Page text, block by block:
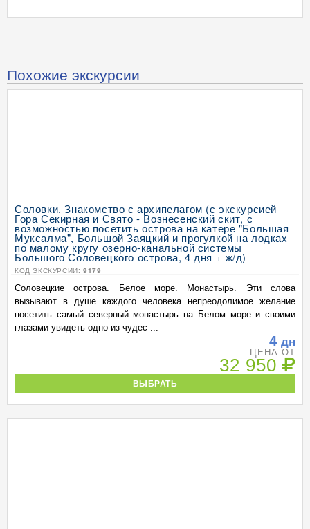
Похожие экскурсии
Соловки. Знакомство с архипелагом (с экскурсией
Гора Секирная и Свято - Вознесенский скит, с
возможностью посетить острова на катере "Большая
Муксалма", Большой Заяцкий и прогулкой на лодках
по малому кругу озерно-канальной системы
Большого Соловецкого острова, 4 дня + ж/д)
КОД ЭКСКУРСИИ: 9179
Соловецкие острова. Белое море. Монастырь. Эти слова
вызывают в душе каждого человека непреодолимое желание
посетить самый северный монастырь на Белом море и своими
глазами увидеть одно из чудес ...
4 дн
ЦЕНА ОТ
32 950
ВЫБРАТЬ